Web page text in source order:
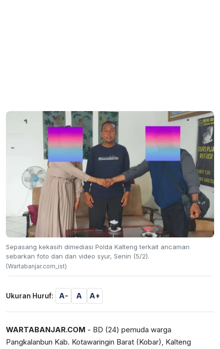
Sepasang kekasih dimediasi Polda Kalteng terkait ancaman
sebarkan foto dan dan video syur, Senin (5/2).
(Wartabanjar.com_ist)
Ukuran Huruf: A- A A+
WARTABANJAR.COM - BD (24) pemuda warga
Pangkalanbun Kab. Kotawaringin Barat (Kobar), Kalteng